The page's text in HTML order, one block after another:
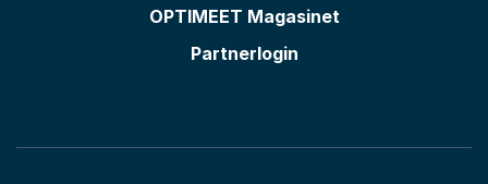
OPTIMEET Magasinet
Partnerlogin